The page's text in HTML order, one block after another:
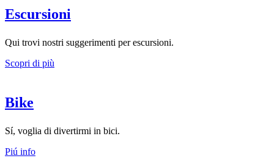
Escursioni
Qui trovi nostri suggerimenti per escursioni.
Scopri di più
Bike
Sí, voglia di divertirmi in bici.
Piú info